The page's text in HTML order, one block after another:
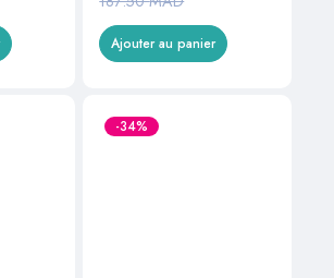
Ajouter au panier
-34%